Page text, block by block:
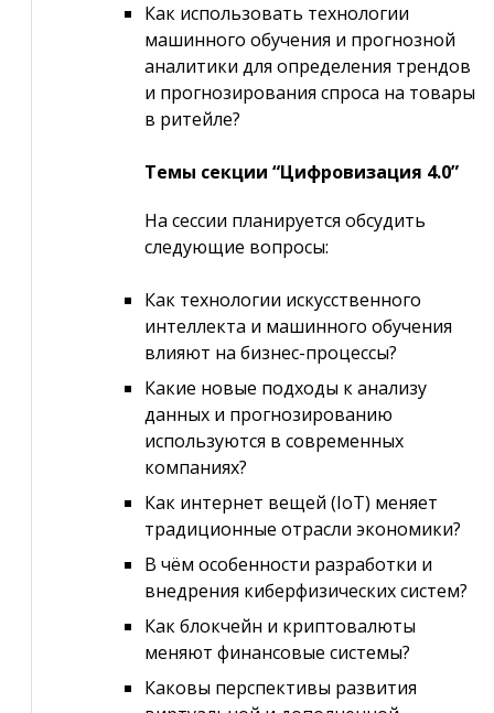
Как использовать технологии
машинного обучения и прогнозной
аналитики для определения трендов
и прогнозирования спроса на товары
в ритейле?
Темы секции “Цифровизация 4.0”
На сессии планируется обсудить
следующие вопросы:
Как технологии искусственного
интеллекта и машинного обучения
влияют на бизнес-процессы?
Какие новые подходы к анализу
данных и прогнозированию
используются в современных
компаниях?
Как интернет вещей (IoT) меняет
традиционные отрасли экономики?
В чём особенности разработки и
внедрения киберфизических систем?
Как блокчейн и криптовалюты
меняют финансовые системы?
Каковы перспективы развития